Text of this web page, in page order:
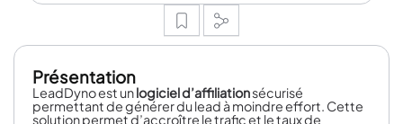
Présentation
LeadDyno est unlogiciel d’affiliationsécurisé
permettant de générer du lead à moindre effort. Cette
solution permet d’accroître le trafic et le taux de